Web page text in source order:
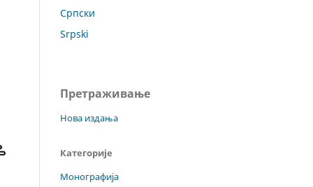
Српски
Srpski
Претраживање
Нова издања
Категорије
Монографија